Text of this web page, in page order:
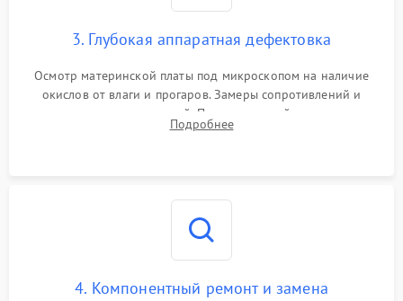
3. Глубокая аппаратная дефектовка
Осмотр материнской платы под микроскопом на наличие
окислов от влаги и прогаров. Замеры сопротивлений и
дежурных напряжений. Проверка цепей питания,
мультиконтроллера, процессора и видеочипа.
Подробнее
4. Компонентный ремонт и замена